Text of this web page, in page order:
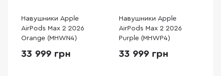
Навушники Apple
AirPods Max 2 2026
Orange (MHWN4)
33 999 грн
Навушники Apple
AirPods Max 2 2026
Purple (MHWP4)
33 999 грн